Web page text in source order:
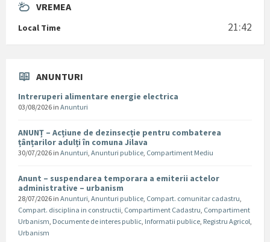
VREMEA
Local Time 21:42
ANUNTURI
Intreruperi alimentare energie electrica
03/08/2026 in Anunturi
ANUNȚ – Acțiune de dezinsecție pentru combaterea
țânțarilor adulți în comuna Jilava
30/07/2026 in Anunturi, Anunturi publice, Compartiment Mediu
Anunt – suspendarea temporara a emiterii actelor
administrative – urbanism
28/07/2026 in Anunturi, Anunturi publice, Compart. comunitar cadastru,
Compart. disciplina in constructii, Compartiment Cadastru, Compartiment
Urbanism, Documente de interes public, Informatii publice, Registru Agricol,
Urbanism